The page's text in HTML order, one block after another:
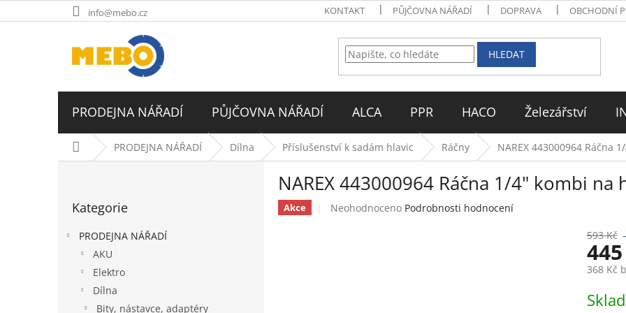
na
info@mebo.cz KONTAKT PŮJČOVNA NÁŘADÍ DOPRAVA OBCHODNÍ
HLEDAT
PRODEJNA NÁŘADÍ PŮJČOVNA NÁŘADÍ ALCA PPR HACO Železářství
Domů PRODEJNA NÁŘADÍ Dílna Příslušenství k sadám hlavic Ráčny NAREX 443000964 Ráčna
kategorie
Kategorie
PRODEJNA NÁŘADÍ
AKU
Elektro
Dílna
Bity, nástavce, adaptéry
NAREX 443000964 Ráčna 1/4" kombi na
Akce
Průměrné
Neohodnoceno Podrobnosti hodnocení
593 Kč
368 Kč
cena: